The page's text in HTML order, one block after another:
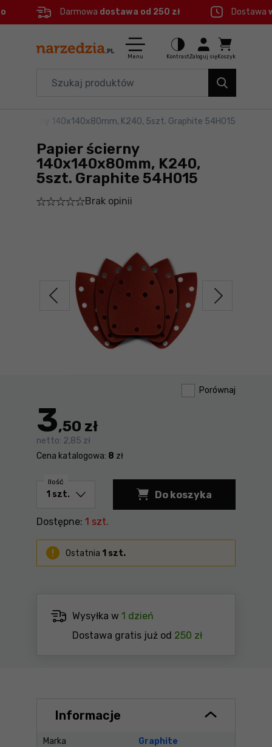
Menu główne
Informacje o produkcie
Do koszyka
Szczegółowe informacje
Darmowa dostawa od 250 zł Dostawa
Menu KontrastZaloguj się Koszyk
Elektronarzędzia
Akcesoria
ścierny 140x140x80mm, K240, 5szt. Graphite 54H015
Papier ścierny
140x140x80mm, K240,
5szt. Graphite 54H015
Brak opinii
Porównaj
3,50 zł
netto: 2,85 zł
Cena katalogowa: 8 zł
Ilość
Do koszyka
Papier ścierny
Dostępne: 1 szt.
Ostatnia 1 szt.
Wysyłka w 1 dzień
Dostawa gratis już od 250 zł
Informacje
Marka
Graphite